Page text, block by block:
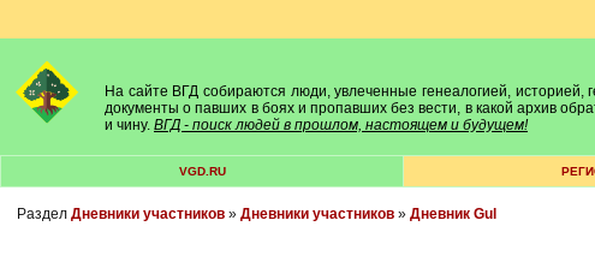
На сайте ВГД собираются люди, увлеченные генеалогией, историей,
документы о павших в боях и пропавших без вести, в какой архив
и чину. ВГД - поиск людей в прошлом, настоящем и будущем!
VGD.RU
Раздел Дневники участников» Дневники участников» Дневник Gul